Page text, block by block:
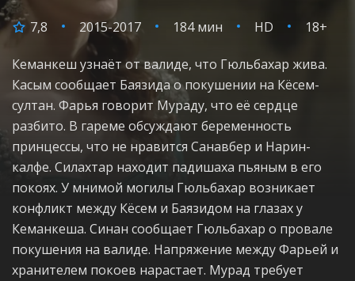
7,8 2015-2017 184 мин HD 18+
Кеманкеш узнаёт от валиде, что Гюльбахар жива.
Касым сообщает Баязида о покушении на Кёсем-
султан. Фарья говорит Мураду, что её сердце
разбито. В гареме обсуждают беременность
принцессы, что не нравится Санавбер и Нарин-
калфе. Силахтар находит падишаха пьяным в его
покоях. У мнимой могилы Гюльбахар возникает
конфликт между Кёсем и Баязидом на глазах у
Кеманкеша. Синан сообщает Гюльбахар о провале
покушения на валиде. Напряжение между Фарьей и
хранителем покоев нарастает. Мурад требует